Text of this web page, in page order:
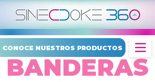
CONOCE NUESTROS PRODUCTOS
BANDERAS